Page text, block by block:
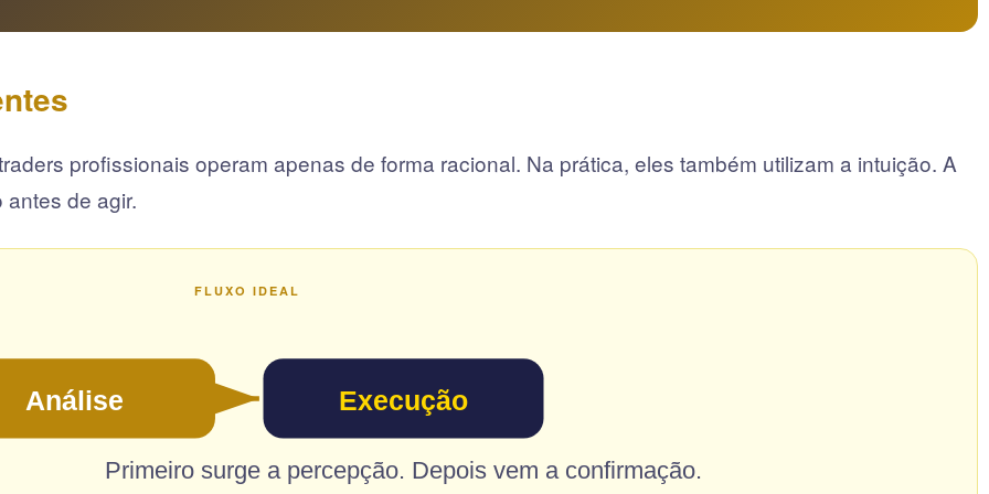
profissionais operam apenas de forma racional. Na prática, eles também utilizam a intuição. A
de agir.
FLUXO IDEAL
Análise Execução
Primeiro surge a percepção. Depois vem a confirmação.